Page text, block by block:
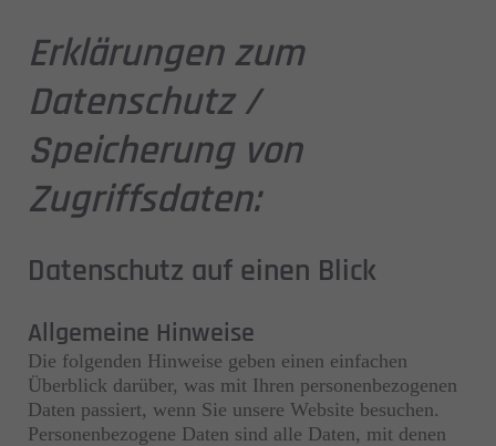
Erklärungen zum
Datenschutz /
Speicherung von
Zugriffsdaten:
Datenschutz auf einen Blick
Allgemeine Hinweise
Die folgenden Hinweise geben einen einfachen
Überblick darüber, was mit Ihren personenbezogenen
Daten passiert, wenn Sie unsere Website besuchen.
Personenbezogene Daten sind alle Daten, mit denen